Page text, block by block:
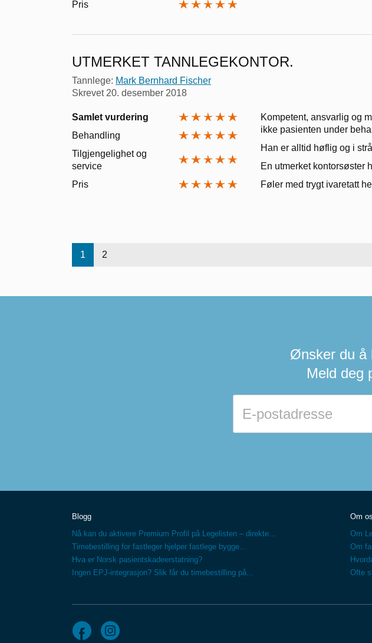
Pris
UTMERKET TANNLEGEKONTOR.
Tannlege: Mark Bernhard Fischer
Skrevet 20. desember 2018
Samlet vurdering
Behandling
Tilgjengelighet og
service
Pris
Kompetent, ansvarlig og
ikke pasienten under
Han er alltid høflig og i
En utmerket kontorsøster
Føler med trygt ivaretatt
1 2
Ønsker du å
Meld deg
Blogg
Nå kan du aktivere Premium Profil på Legelisten – direkte...
Timebestilling for fastleger hjelper fastlege bygge...
Hva er Norsk pasientskadeerstatning?
Ingen EPJ-integrasjon? Slik får du timebestilling på...
Om
Om
Om
Ofte